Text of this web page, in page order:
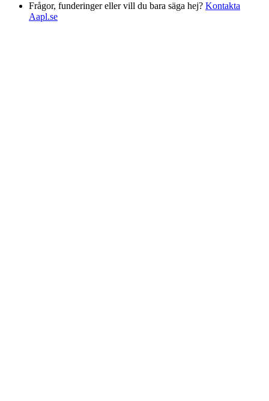
Frågor, funderinger eller vill du bara säga hej? Kontakta
Aapl.se